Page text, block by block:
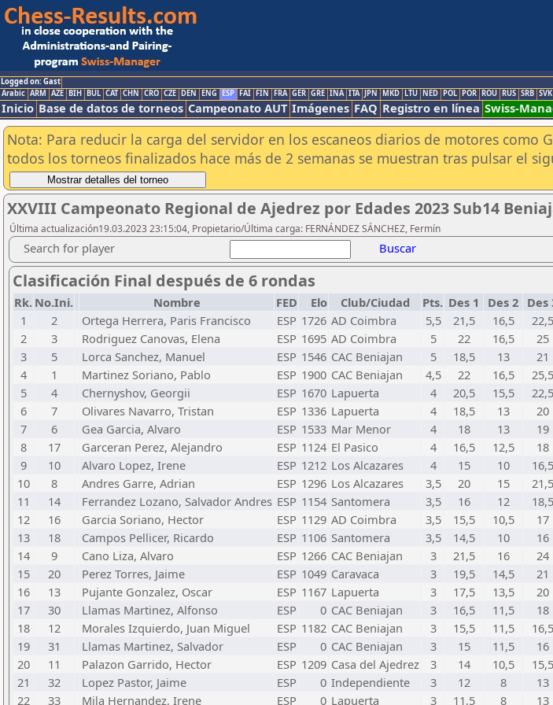
Logged on: Gast
Arabic ARM AZE BIH BUL CAT CHN CRO CZE DEN ENG ESP FAI FIN FRA GER GRE INA ITA JPN MKD LTU NED POL POR ROU RUS SRB SVK
Inicio Base de datos de torneos Campeonato AUT Imágenes FAQ Registro en línea Swiss-
Nota: Para reducir la carga del servidor en los escaneos diarios de motores como
todos los torneos finalizados hace más de 2 semanas se muestran tras pulsar el
XXVIII Campeonato Regional de Ajedrez por Edades 2023 Sub14
Última actualización19.03.2023 23:15:04, Propietario/Última carga: FERNÁNDEZ SÁNCHEZ, Fermín
Search for player Buscar
Clasificación Final después de 6 rondas
Rk. No.Ini. Nombre FED Elo Club/Ciudad Pts. Des 1 Des 2 Des
1
2 Ortega Herrera, Paris Francisco ESP 1726 AD Coimbra 5,5 21,5 16,5
22,5
2
3 Rodriguez Canovas, Elena ESP 1695 AD Coimbra 5 22 16,5
25
3
5 Lorca Sanchez, Manuel ESP 1546 CAC Beniajan 5 18,5 13
21
4
1 Martinez Soriano, Pablo ESP 1900 CAC Beniajan 4,5 22 16,5
25,5
5
4 Chernyshov, Georgii ESP 1670 Lapuerta 4 20,5 15,5
22,5
6
7 Olivares Navarro, Tristan ESP 1336 Lapuerta 4 18,5 13
20
7
6 Gea Garcia, Alvaro ESP 1533 Mar Menor 4 18 13
19
8
17 Garceran Perez, Alejandro ESP 1124 El Pasico 4 16,5 12,5
18
9
10 Alvaro Lopez, Irene ESP 1212 Los Alcazares 4 15 10
16,5
10
8 Andres Garre, Adrian ESP 1296 Los Alcazares 3,5 20 15
21,5
11
14 Ferrandez Lozano, Salvador Andres ESP 1154 Santomera 3,5 16 12
18,5
12
16 Garcia Soriano, Hector ESP 1129 AD Coimbra 3,5 15,5 10,5
17
13
18 Campos Pellicer, Ricardo ESP 1106 Santomera 3,5 14,5 10
16
14
9 Cano Liza, Alvaro ESP 1266 CAC Beniajan 3 21,5 16
24
15
20 Perez Torres, Jaime ESP 1049 Caravaca 3 19,5 14,5
21
16
13 Pujante Gonzalez, Oscar ESP 1167 Lapuerta 3 17,5 13,5
20
17
30 Llamas Martinez, Alfonso ESP 0 CAC Beniajan 3 16,5 11,5
18
18
12 Morales Izquierdo, Juan Miguel ESP 1182 CAC Beniajan 3 15,5 11,5
16,5
19
31 Llamas Martinez, Salvador ESP 0 CAC Beniajan 3 15 11,5
16
20
11 Palazon Garrido, Hector ESP 1209 Casa del Ajedrez 3 14 10,5
15,5
21
32 Lopez Pastor, Jaime ESP 0 Independiente 3 12 8
13
22
33 Mila Hernandez, Irene ESP 0 Lapuerta 3 11,5 8 13